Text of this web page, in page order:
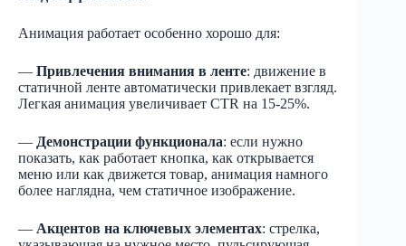
Анимация работает особенно хорошо для:
— Привлечения внимания в ленте: движение в
статичной ленте автоматически привлекает взгляд.
Легкая анимация увеличивает CTR на 15-25%.
— Демонстрации функционала: если нужно
показать, как работает кнопка, как открывается
меню или как движется товар, анимация намного
более наглядна, чем статичное изображение.
— Акцентов на ключевых элементах: стрелка,